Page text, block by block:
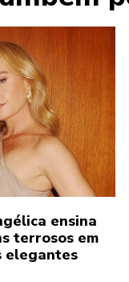
ensina
terrosos em
elegantes